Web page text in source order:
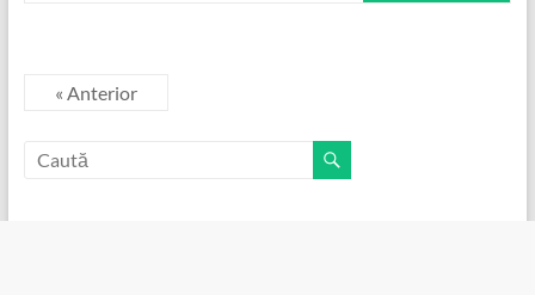
« Anterior